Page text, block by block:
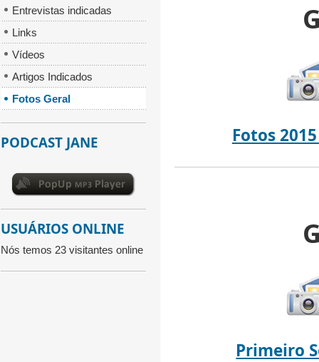
Fotos
Primeiro
Entrevistas indicadas
Links
Vídeos
Artigos Indicados
Fotos Geral
PODCAST JANE
USUÁRIOS ONLINE
Nós temos 23 visitantes online